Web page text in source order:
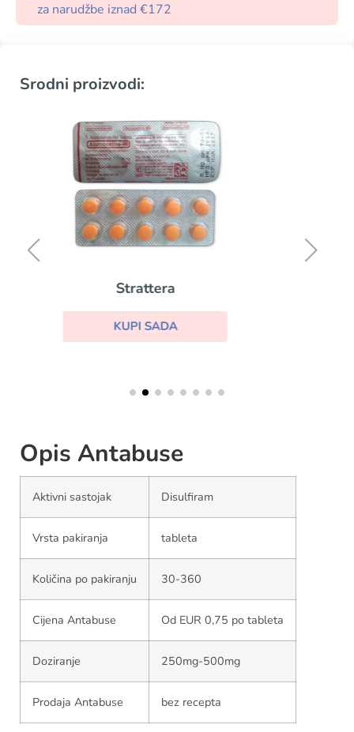
za narudžbe iznad €172
Srodni proizvodi:
Opis Antabuse
Aktivni sastojak Disulfiram
Vrsta pakiranja tableta
Količina po pakiranju 30-360
Cijena Antabuse Od EUR 0,75 po tableta
Doziranje 250mg-500mg
Prodaja Antabuse bez recepta